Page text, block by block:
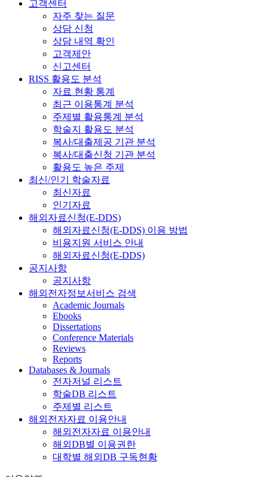
고객센터
자주 찾는 질문
상담 신청
상담 내역 확인
고객제안
신고센터
RISS 활용도 분석
자료 현황 통계
최근 이용통계 분석
주제별 활용통계 분석
학술지 활용도 분석
복사/대출제공 기관 분석
복사/대출신청 기관 분석
활용도 높은 주제
최신/인기 학술자료
최신자료
인기자료
해외자료신청(E-DDS)
해외자료신청(E-DDS) 이용 방법
비용지원 서비스 안내
해외자료신청(E-DDS)
공지사항
공지사항
해외전자정보서비스 검색
Academic Journals
Ebooks
Dissertations
Conference Materials
Reviews
Reports
Databases & Journals
전자저널 리스트
학술DB 리스트
주제별 리스트
해외전자자료 이용안내
해외전자자료 이용안내
해외DB별 이용권한
대학별 해외DB 구독현황